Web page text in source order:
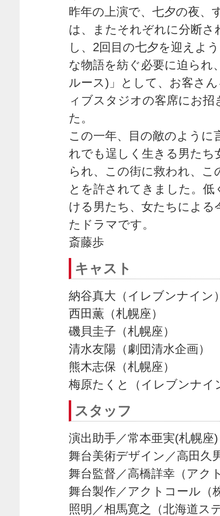
昨年の上演で、七夕の夜、
は、またそれぞれに分断
し、2回目の七夕を迎えよ
な物語を紡ぐ必要に迫られ
ルース)」として、お客さ
ィブスタジオの客席にお
た。
この一年、目の敵のよう
れでも逞しく生きる男た
られ、この街に救われ、
とを許されてきました。
ける男たち、女たちによ
たドラマです。
斎藤歩
キャスト
納谷真大（イレブンナイン
西田薫（札幌座）
磯貝圭子（札幌座）
清水友陽（劇団清水企画）
熊木志保（札幌座）
梅原たくと（イレブンナイ
スタッフ
演出助手／常本亜実(札幌
舞台美術デザイン／高田久
舞台監督／高橋詳幸（ア
舞台製作／アクトコール（
照明／相馬寛之（北海道ス